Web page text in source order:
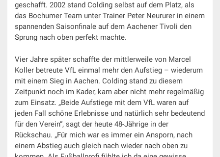
geschafft. 2002 stand Colding selbst auf dem Platz, als
das Bochumer Team unter Trainer Peter Neururer in einem
spannenden Saisonfinale auf dem Aachener Tivoli den
Sprung nach oben perfekt machte.
Vier Jahre später schaffte der mittlerweile von Marcel
Koller betreute VfL einmal mehr den Aufstieg – wiederum
mit einem Sieg in Aachen. Colding stand zu diesem
Zeitpunkt noch im Kader, kam aber nicht mehr regelmäßig
zum Einsatz. „Beide Aufstiege mit dem VfL waren auf
jeden Fall schöne Erlebnisse und natürlich sehr bedeutend
für den Verein“, sagt der heute 48-Jährige in der
Rückschau. „Für mich war es immer ein Ansporn, nach
einem Abstieg auch gleich nach wieder nach oben zu